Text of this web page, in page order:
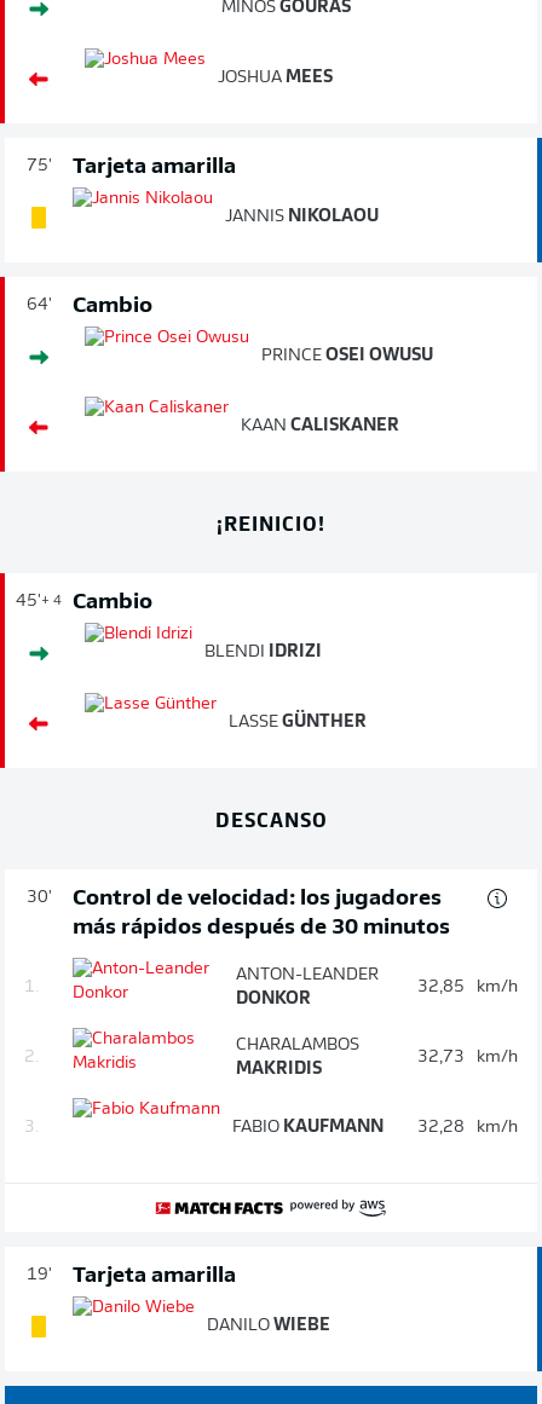
MINOS GOURAS
JOSHUA MEES
75' Tarjeta amarilla
JANNIS NIKOLAOU
64' Cambio
PRINCE OSEI OWUSU
KAAN CALISKANER
¡REINICIO!
45'+ 4 Cambio
BLENDI IDRIZI
LASSE GÜNTHER
DESCANSO
30'
Control de velocidad: los jugadores
más rápidos después de 30 minutos
1.
ANTON-LEANDER
DONKOR
32,85 km/h
2.
CHARALAMBOS
MAKRIDIS
32,73 km/h
3. FABIO KAUFMANN 32,28 km/h
19' Tarjeta amarilla
DANILO WIEBE